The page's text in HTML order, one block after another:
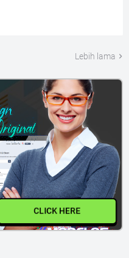
Lebih lama
CLICK HERE